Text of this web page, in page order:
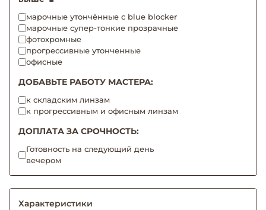
марочные утончённые с blue blocker
марочные супер-тонкие прозрачные
фотохромные
прогрессивные утонченные
офисные
ДОБАВЬТЕ РАБОТУ МАСТЕРА:
к складским линзам
к прогрессивным и офисным линзам
ДОПЛАТА ЗА СРОЧНОСТЬ:
Готовность на следующий день
вечером
Характеристики